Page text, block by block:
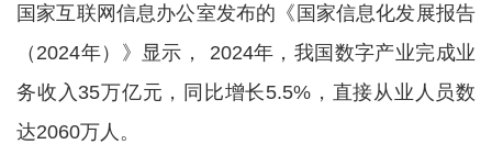
国家互联网信息办公室发布的《国家信息化发展报告
（2024年）》显示， 2024年，我国数字产业完成业
务收入35万亿元，同比增长5.5%，直接从业人员数
达2060万人。